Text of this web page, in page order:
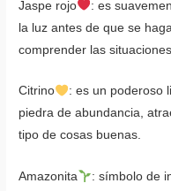
Jaspe rojo
: es
la luz antes de que se
comprender las
Citrino
: es un poderoso
piedra de abundancia,
tipo de cosas buenas.
Amazonita
: símbolo de